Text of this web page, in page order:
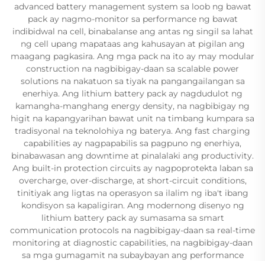
advanced battery management system sa loob ng bawat
pack ay nagmo-monitor sa performance ng bawat
indibidwal na cell, binabalanse ang antas ng singil sa lahat
ng cell upang mapataas ang kahusayan at pigilan ang
maagang pagkasira. Ang mga pack na ito ay may modular
construction na nagbibigay-daan sa scalable power
solutions na nakatuon sa tiyak na pangangailangan sa
enerhiya. Ang lithium battery pack ay nagdudulot ng
kamangha-manghang energy density, na nagbibigay ng
higit na kapangyarihan bawat unit na timbang kumpara sa
tradisyonal na teknolohiya ng baterya. Ang fast charging
capabilities ay nagpapabilis sa pagpuno ng enerhiya,
binabawasan ang downtime at pinalalaki ang productivity.
Ang built-in protection circuits ay nagpoprotekta laban sa
overcharge, over-discharge, at short-circuit conditions,
tinitiyak ang ligtas na operasyon sa ilalim ng iba't ibang
kondisyon sa kapaligiran. Ang modernong disenyo ng
lithium battery pack ay sumasama sa smart
communication protocols na nagbibigay-daan sa real-time
monitoring at diagnostic capabilities, na nagbibigay-daan
sa mga gumagamit na subaybayan ang performance